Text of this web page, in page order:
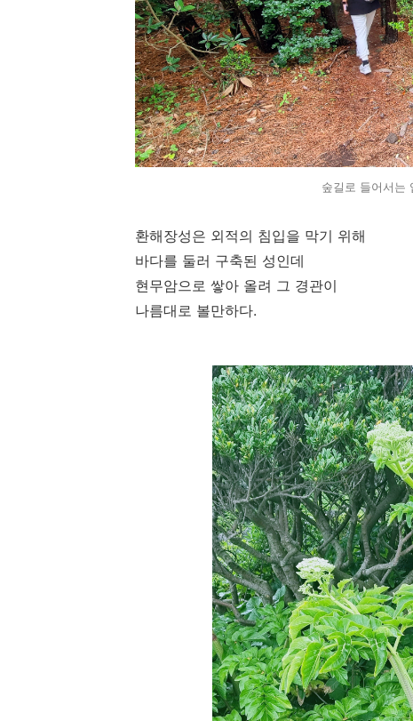
숲길로 들어서는
환해장성은 외적의 침입을 막기 위해
바다를 둘러 구축된 성인데
현무암으로 쌓아 올려 그 경관이
나름대로 볼만하다.